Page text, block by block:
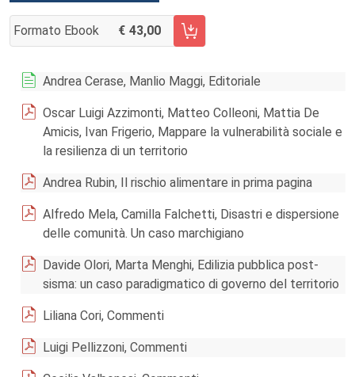
Formato Ebook 43,00
AGGIUNGI AL CARRELLO FASCICOLO 3/2017
Andrea Cerase, Manlio Maggi, Editoriale
Oscar Luigi Azzimonti, Matteo Colleoni, Mattia De
Amicis, Ivan Frigerio, Mappare la vulnerabilità sociale e
la resilienza di un territorio
Andrea Rubin, Il rischio alimentare in prima pagina
Alfredo Mela, Camilla Falchetti, Disastri e dispersione
delle comunità. Un caso marchigiano
Davide Olori, Marta Menghi, Edilizia pubblica post-
sisma: un caso paradigmatico di governo del territorio
Liliana Cori, Commenti
Luigi Pellizzoni, Commenti